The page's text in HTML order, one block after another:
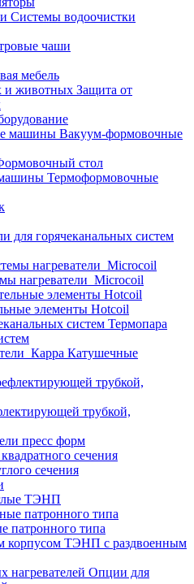
Системы водоочистки
чаши
мебель
Защита от
Вакуум-формовочные
стол
Термоформовочные
для горячеканальных систем
нагреватели_Microcoil
элементы Hotcoil
Термопара
Катушечные
трубкой,
пресс форм
квадратного сечения
сечения
ТЭНП
патронного типа
ТЭНП с раздвоенным
Опции для